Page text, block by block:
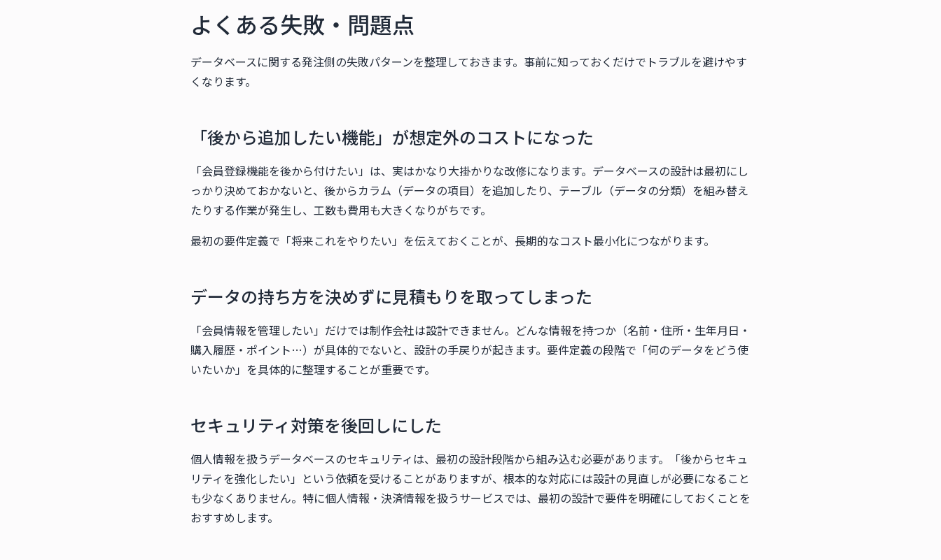
よくある失敗・問題点
データベースに関する発注側の失敗パターンを整理しておきます。事前に知っておくだけでトラブルを避けやす
くなります。
「後から追加したい機能」が想定外のコストになった
「会員登録機能を後から付けたい」は、実はかなり大掛かりな改修になります。データベースの設計は最初にし
っかり決めておかないと、後からカラム（データの項目）を追加したり、テーブル（データの分類）を組み替え
たりする作業が発生し、工数も費用も大きくなりがちです。
最初の要件定義で「将来これをやりたい」を伝えておくことが、長期的なコスト最小化につながります。
データの持ち方を決めずに見積もりを取ってしまった
「会員情報を管理したい」だけでは制作会社は設計できません。どんな情報を持つか（名前・住所・生年月日・
購入履歴・ポイント…）が具体的でないと、設計の手戻りが起きます。要件定義の段階で「何のデータをどう使
いたいか」を具体的に整理することが重要です。
セキュリティ対策を後回しにした
個人情報を扱うデータベースのセキュリティは、最初の設計段階から組み込む必要があります。「後からセキュ
リティを強化したい」という依頼を受けることがありますが、根本的な対応には設計の見直しが必要になること
も少なくありません。特に個人情報・決済情報を扱うサービスでは、最初の設計で要件を明確にしておくことを
おすすめします。